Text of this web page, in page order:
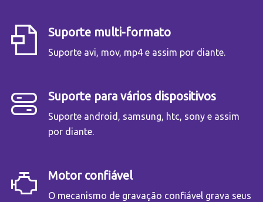
Suporte multi-formato
Suporte avi, mov, mp4 e assim por diante.
Suporte para vários dispositivos
Suporte android, samsung, htc, sony e assim
por diante.
Motor confiável
O mecanismo de gravação confiável grava seus